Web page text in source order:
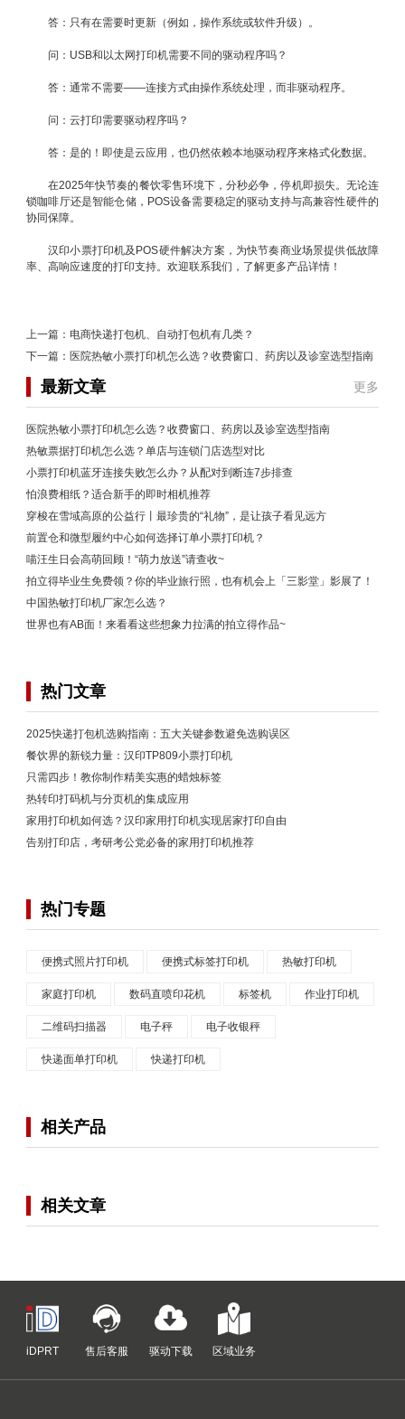
答：只有在需要时更新（例如，操作系统或软件升级）。
问：USB和以太网打印机需要不同的驱动程序吗？
答：通常不需要——连接方式由操作系统处理，而非驱动程序。
问：云打印需要驱动程序吗？
答：是的！即使是云应用，也仍然依赖本地驱动程序来格式化数据。
在2025年快节奏的餐饮零售环境下，分秒必争，停机即损失。无论连
锁咖啡厅还是智能仓储，POS设备需要稳定的驱动支持与高兼容性硬件的
协同保障。
汉印小票打印机及POS硬件解决方案，为快节奏商业场景提供低故障
率、高响应速度的打印支持。欢迎联系我们，了解更多产品详情！
上一篇： 电商快递打包机、自动打包机有几类？
下一篇： 医院热敏小票打印机怎么选？收费窗口、药房以及诊室选型指南
最新文章 更多
医院热敏小票打印机怎么选？收费窗口、药房以及诊室选型指南
热敏票据打印机怎么选？单店与连锁门店选型对比
小票打印机蓝牙连接失败怎么办？从配对到断连7步排查
怕浪费相纸？适合新手的即时相机推荐
穿梭在雪域高原的公益行丨最珍贵的“礼物”，是让孩子看见远方
前置仓和微型履约中心如何选择订单小票打印机？
喵汪生日会高萌回顾！“萌力放送”请查收~
拍立得毕业生免费领？你的毕业旅行照，也有机会上「三影堂」影展了！
中国热敏打印机厂家怎么选？
世界也有AB面！来看看这些想象力拉满的拍立得作品~
热门文章
2025快递打包机选购指南：五大关键参数避免选购误区
餐饮界的新锐力量：汉印TP809小票打印机
只需四步！教你制作精美实惠的蜡烛标签
热转印打码机与分页机的集成应用
家用打印机如何选？汉印家用打印机实现居家打印自由
告别打印店，考研考公党必备的家用打印机推荐
热门专题
便携式照片打印机 便携式标签打印机 热敏打印机
家庭打印机 数码直喷印花机 标签机 作业打印机
二维码扫描器 电子秤 电子收银秤
快递面单打印机 快递打印机
相关产品
相关文章
iDPRT 售后客服 驱动下载 区域业务